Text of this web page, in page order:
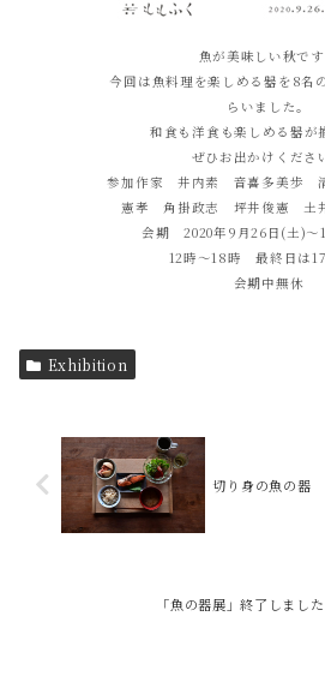
魚が美味しい秋です
今回は魚料理を楽しめる器を8名
らいました。
和食も洋食も楽しめる器が
ぜひお出かけくださ
参加作家 井内素 音喜多美歩
憲孝 角掛政志 坪井俊憲 土
会期 2020年9月26日(土)〜
12時〜18時 最終日は
会期中無休
Exhibition
切り身の魚の器
「魚の器展」終了しました